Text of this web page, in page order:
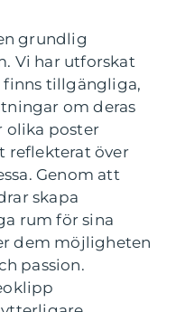
grundlig
Vi har utforskat
finns tillgängliga,
om deras
olika poster
reflekterat över
Genom att
skapa
rum för sina
dem möjligheten
passion.